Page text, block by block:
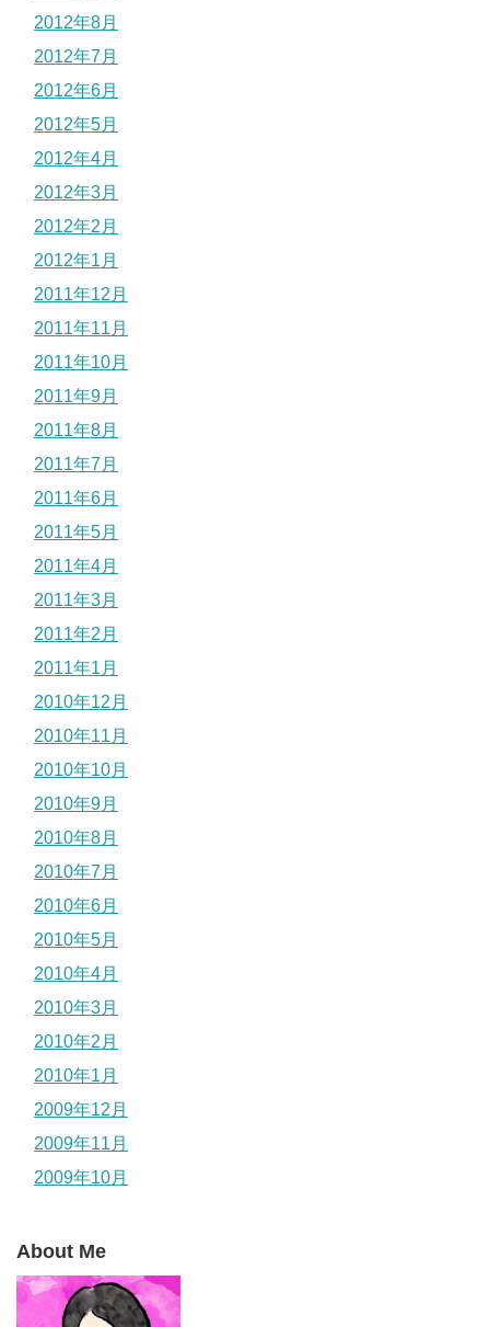
2012年8月
2012年7月
2012年6月
2012年5月
2012年4月
2012年3月
2012年2月
2012年1月
2011年12月
2011年11月
2011年10月
2011年9月
2011年8月
2011年7月
2011年6月
2011年5月
2011年4月
2011年3月
2011年2月
2011年1月
2010年12月
2010年11月
2010年10月
2010年9月
2010年8月
2010年7月
2010年6月
2010年5月
2010年4月
2010年3月
2010年2月
2010年1月
2009年12月
2009年11月
2009年10月
About Me